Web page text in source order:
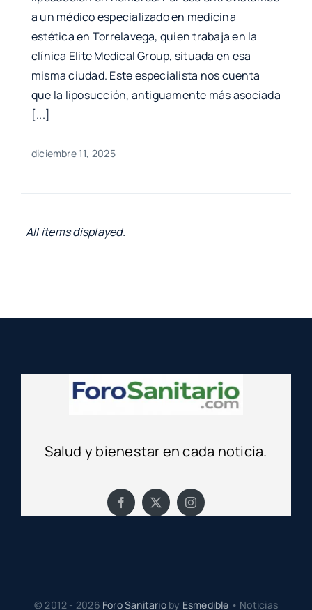
a un médico especializado en medicina
estética en Torrelavega, quien trabaja en la
clínica Elite Medical Group, situada en esa
misma ciudad. Este especialista nos cuenta
que la liposucción, antiguamente más asociada
[...]
diciembre 11, 2025